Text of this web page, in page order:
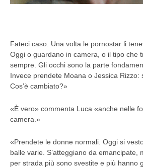
Fateci caso. Una volta le pornostar li
Oggi o guardano in camera, o il tipo che
sempre. Gli occhi sono la parte
Invece prendete Moana o Jessica Rizzo:
Cos’è cambiato?»
«È vero» commenta Luca «anche nelle
camera.»
«Prendete le donne normali. Oggi si
balle varie. S’atteggiano da emancipate,
per strada più sono svestite e più hanno